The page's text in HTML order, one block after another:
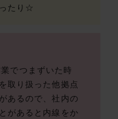
たり☆
でつまずいた時
取り扱った他拠点
あるので、社内の
があると内線をか